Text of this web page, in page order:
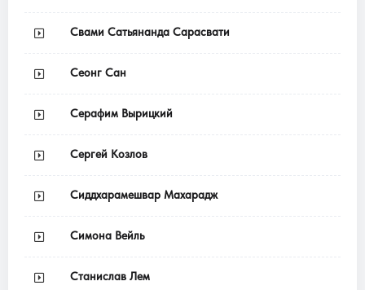
Свами Сатьянанда Сарасвати
Сеонг Сан
Серафим Вырицкий
Сергей Козлов
Сиддхарамешвар Махарадж
Симона Вейль
Станислав Лем